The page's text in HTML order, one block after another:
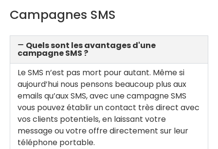
Campagnes SMS
Quels sont les avantages d'une
campagne SMS ?
Le SMS n’est pas mort pour autant. Même si
aujourd’hui nous pensons beaucoup plus aux
emails qu’aux SMS, avec une campagne SMS
vous pouvez établir un contact très direct avec
vos clients potentiels, en laissant votre
message ou votre offre directement sur leur
téléphone portable.